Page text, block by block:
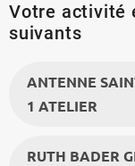
Votre activité
suivants
ANTENNE
1 ATELIER
RUTH BADER